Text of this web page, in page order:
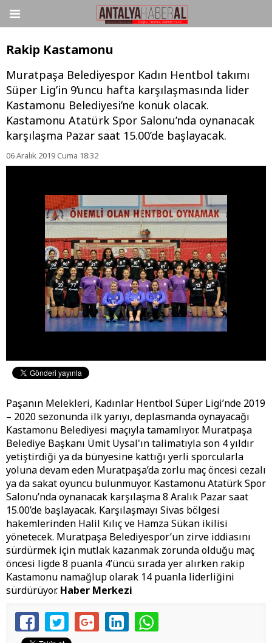
Rakip Kastamonu
Muratpaşa Belediyespor Kadın Hentbol takımı
Süper Lig’in 9’uncu hafta karşılaşmasında lider
Kastamonu Belediyesi’ne konuk olacak.
Kastamonu Atatürk Spor Salonu’nda oynanacak
karşılaşma Pazar saat 15.00’de başlayacak.
06 Aralık 2019 Cuma 18:32
Paşanın Melekleri, Kadınlar Hentbol Süper Ligi’nde 2019
– 2020 sezonunda ilk yarıyı, deplasmanda oynayacağı
Kastamonu Belediyesi maçıyla tamamlıyor. Muratpaşa
Belediye Başkanı Ümit Uysal'ın talimatıyla son 4 yıldır
yetiştirdiği ya da bünyesine kattığı yerli sporcularla
yoluna devam eden Muratpaşa’da zorlu maç öncesi cezalı
ya da sakat oyuncu bulunmuyor. Kastamonu Atatürk Spor
Salonu’nda oynanacak karşılaşma 8 Aralık Pazar saat
15.00’de başlayacak. Karşılaşmayı Sivas bölgesi
hakemlerinden Halil Kılıç ve Hamza Sükan ikilisi
yönetecek. Muratpaşa Belediyespor’un zirve iddiasını
sürdürmek için mutlak kazanmak zorunda olduğu maç
öncesi ligde 8 puanla 4’üncü sırada yer alırken rakip
Kastamonu namağlup olarak 14 puanla liderliğini
sürdürüyor. Haber Merkezi